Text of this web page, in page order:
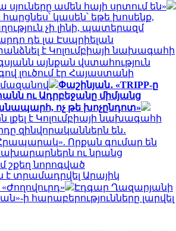
սյուները ամեն հայի սրտում են»
կասեն՝ եթե խոսենք,
չի լինի, պատերազմ
դե լա Էսպրիելան
է Կոլումբիայի նախագահի
այնքան վստահություն
լուծում էր Հայաստանի
Փաշինյան․ «TRIPP-ը
ու Ադրբեջանը միմյանց
ոչ թե խոչընդոտ»
է Կոլումբիայի նախագահի
զինվորականներն են․
Որքան գումար են
ու նրանց
շքեղ նորոգված
տրամադրվել Արայիկ
Էդգար Ղազարյանի
ի հարաբերությունները լարվել